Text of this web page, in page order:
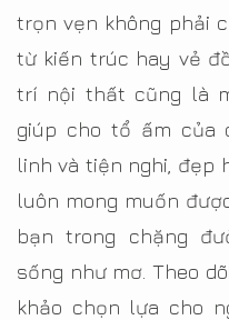
trọn vẹn không phải
từ kiến trúc hay vẻ
trí nội thất cũng là
giúp cho tổ ấm của
linh và tiện nghi, đẹp
luôn mong muốn
bạn trong chặng
sống như mơ. Theo
khảo chọn lựa cho